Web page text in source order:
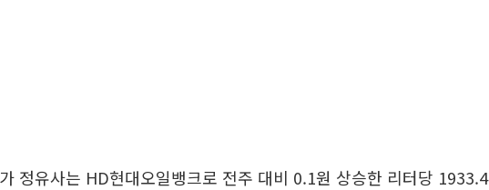
정유사는 HD현대오일뱅크로 전주 대비 0.1원 상승한 리터당 1933.4